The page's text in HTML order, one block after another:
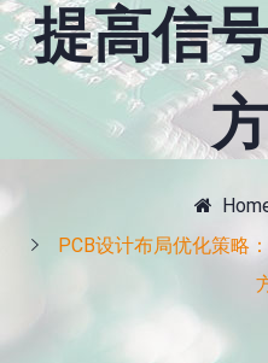
提高信
PCB设计布局优化策略